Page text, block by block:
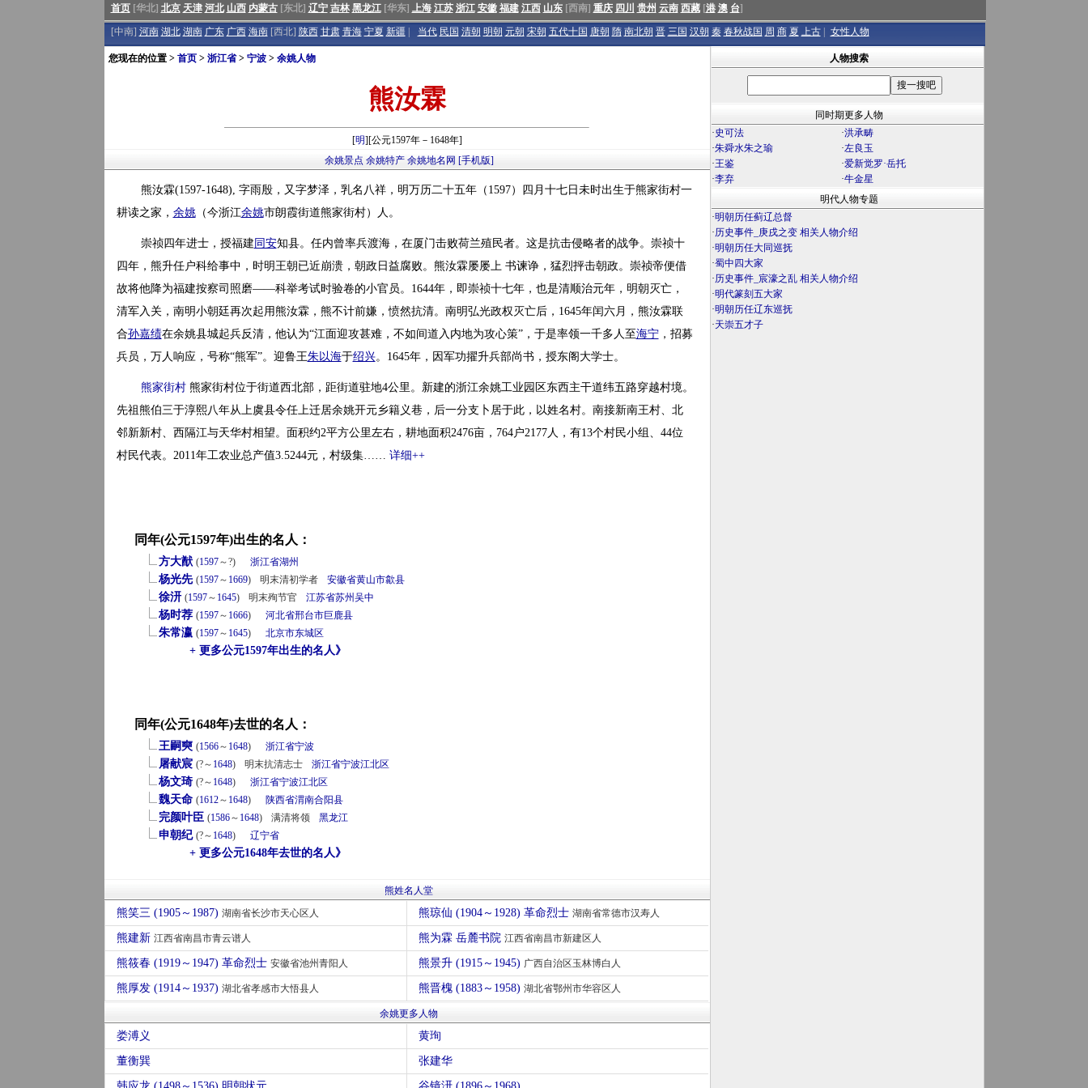
首页[华北] 北京 天津 河北 山西 内蒙古[东北] 辽宁 吉林 黑龙江[华东] 上海 江苏 浙江 安徽 福建 江西 山东[西南] 重庆 四川 贵州 云南 西藏[港 澳 台]
[中南] 河南 湖北 湖南 广东 广西 海南[西北] 陕西 甘肃 青海 宁夏 新疆 当代 民国 清朝 明朝 元朝 宋朝 五代十国 唐朝 隋 南北朝 晋 三国 汉朝 秦 春秋战国 周 商 夏 上古 女性人物
您现在的位置 > 首页> 浙江省> 宁波> 余姚人物
熊汝霖
[明][公元1597年－1648年]
余姚景点 余姚特产 余姚地名网 [手机版]
熊汝霖(1597-1648), 字雨殷，又字梦泽，乳名八祥，明万历二十五年（1597）四月十七日未时出生于熊家街村一
耕读之家， 余姚（今浙江余姚市朗霞街道熊家街村）人。
崇祯四年进士，授福建 同安知县。任内曾率兵渡海，在厦门击败荷兰殖民者。这是抗击侵略者的战争。崇祯十
四年，熊升任户科给事中，时明王朝已近崩溃，朝政日益腐败。熊汝霖屡屡上 书谏诤，猛烈抨击朝政。崇祯帝便借
故将他降为福建按察司照磨——科举考试时验卷的小官员。1644年，即崇祯十七年，也是清顺治元年，明朝灭亡，
清军入关，南明小朝廷再次起用熊汝霖，熊不计前嫌，愤然抗清。南明弘光政权灭亡后，1645年闰六月，熊汝霖联
合孙嘉绩在余姚县城起兵反清，他认为“江面迎攻甚难，不如间道入内地为攻心策”，于是率领一千多人至海宁，招募
兵员，万人响应，号称“熊军”。迎鲁王朱以海于绍兴。1645年，因军功擢升兵部尚书，授东阁大学士。
熊家街村熊家街村位于街道西北部，距街道驻地4公里。新建的浙江余姚工业园区东西主干道纬五路穿越村境。
先祖熊伯三于淳熙八年从上虞县令任上迁居余姚开元乡籍义巷，后一分支卜居于此，以姓名村。南接新南王村、北
邻新新村、西隔江与天华村相望。面积约2平方公里左右，耕地面积2476亩，764户2177人，有13个村民小组、44位
村民代表。2011年工农业总产值3.5244元，村级集…… 详细++
同年(公元1597年)出生的名人：
方大猷 (1597～?) 浙江省湖州
杨光先 (1597～ 1669) 明末清初学者 安徽省黄山市歙县
徐汧 (1597～ 1645) 明末殉节官 江苏省苏州吴中
杨时荐 (1597～ 1666) 河北省邢台市巨鹿县
朱常瀛 (1597～ 1645) 北京市东城区
+ 更多公元1597年出生的名人》
同年(公元1648年)去世的名人：
王嗣奭 (1566～ 1648) 浙江省宁波
屠献宸 (?～ 1648) 明末抗清志士 浙江省宁波江北区
杨文琦 (?～ 1648) 浙江省宁波江北区
魏天命 (1612～ 1648) 陕西省渭南合阳县
完颜叶臣 (1586～ 1648) 满清将领 黑龙江
申朝纪 (?～ 1648) 辽宁省
+ 更多公元1648年去世的名人》
熊姓名人堂
熊笑三 (1905～1987) 湖南省长沙市天心区人 熊琼仙 (1904～1928) 革命烈士 湖南省常德市汉寿人
熊建新 江西省南昌市青云谱人 熊为霖 岳麓书院 江西省南昌市新建区人
熊筱春 (1919～1947) 革命烈士 安徽省池州青阳人 熊景升 (1915～1945) 广西自治区玉林博白人
熊厚发 (1914～1937) 湖北省孝感市大悟县人 熊晋槐 (1883～1958) 湖北省鄂州市华容区人
余姚更多人物
娄溥义 黄珣
董衡巽 张建华
人物搜索
同时期更多人物
·史可法 ·洪承畴
·朱舜水朱之瑜 ·左良玉
·王鉴 ·爱新觉罗·岳托
·李弃 ·牛金星
明代人物专题
·明朝历任蓟辽总督
·历史事件_庚戌之变 相关人物介绍
·明朝历任大同巡抚
·蜀中四大家
·历史事件_宸濠之乱 相关人物介绍
·明代篆刻五大家
·明朝历任辽东巡抚
·天崇五才子